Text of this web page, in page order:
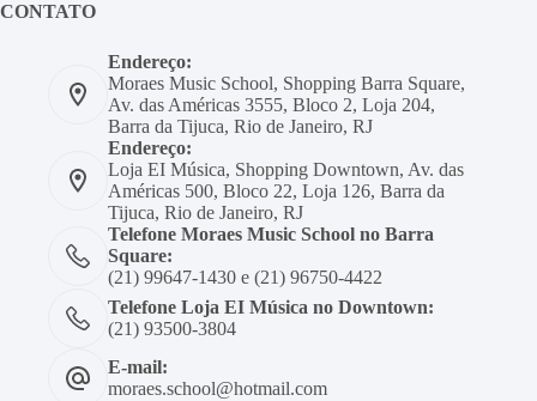
CONTATO
Endereço:
Moraes Music School, Shopping Barra Square,
Av. das Américas 3555, Bloco 2, Loja 204,
Barra da Tijuca, Rio de Janeiro, RJ
Endereço:
Loja EI Música, Shopping Downtown, Av. das
Américas 500, Bloco 22, Loja 126, Barra da
Tijuca, Rio de Janeiro, RJ
Telefone Moraes Music School no Barra
Square:
(21) 99647-1430 e (21) 96750-4422
Telefone Loja EI Música no Downtown:
(21) 93500-3804
E-mail:
moraes.school@hotmail.com